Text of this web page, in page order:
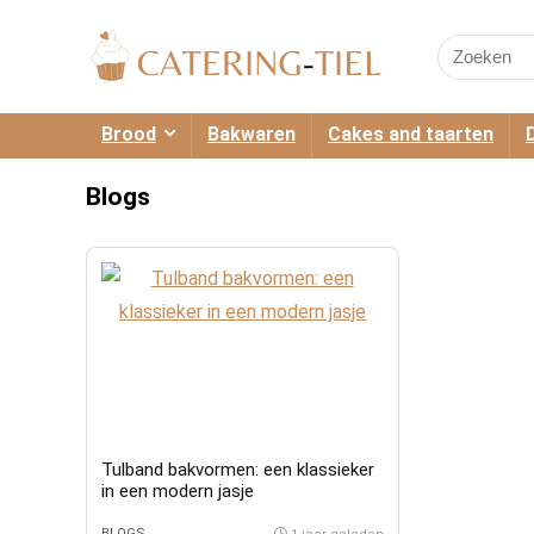
Search
for:
Brood Bakwaren Cakes and taarten
Blogs
Tulband bakvormen: een klassieker
in een modern jasje